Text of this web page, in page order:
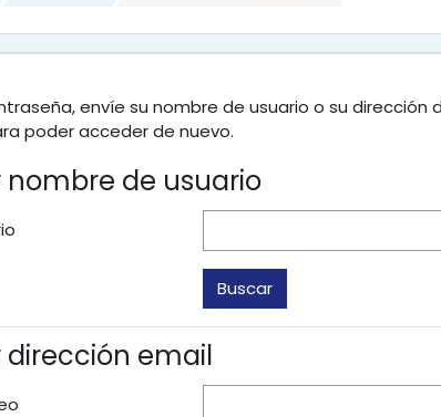
envíe su nombre de usuario o su
poder acceder de nuevo.
nombre de usuario
dirección email